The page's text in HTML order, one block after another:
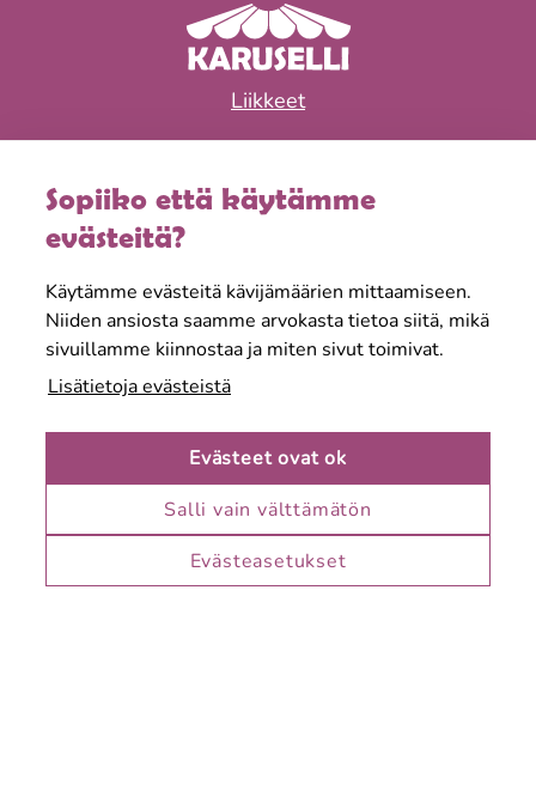
Sopiiko että käytämme
evästeitä?
Käytämme evästeitä kävijämäärien mittaamiseen.
Niiden ansiosta saamme arvokasta tietoa siitä, mikä
sivuillamme kiinnostaa ja miten sivut toimivat.
Lisätietoja evästeistä
Evästeet ovat ok
Salli vain välttämätön
Evästeasetukset
Liikkeet
Tapahtumat & edut
Tietoa meistä
Karuselli on Keravan suosituin täyden palvelun